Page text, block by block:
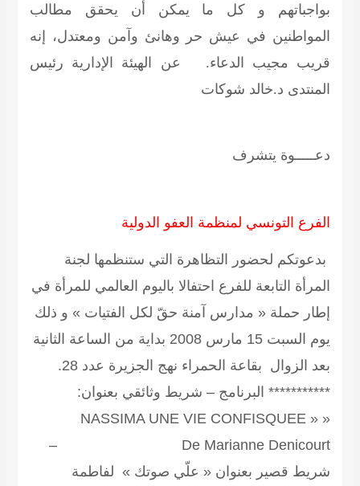
بواجباتهم و كل ما يمكن أن يحقق مطالب
المواطنين في عيش حر وهانئ وآمن ومعتدل، إنه
قريب مجيب الدعاء.
عن الهيئة الإدارية رئيس
المنتدى د.خالد شوكات
دعـــــوة يتشرف
الفرع التونسي لمنظمة العفو الدولية
بدعوتكم لحضور التظاهرة التي ستنظمها لجنة
المرأة التابعة للفرع احتفالا باليوم العالمي للمرأة في
إطار حملة« مدارس آمنة حقّ لكل الفتيات » و ذلك
يوم السبت 15 مارس 2008 بداية من الساعة الثانية
بعد الزوال بقاعة الحمراء نهج الجزيرة عدد 28.
*********** البرنامج – شريط وثائقي بعنوان:
« NASSIMA UNE VIE CONFISQUEE »
شريط قصير بعنوان « علّي صوتك » لفاطمة